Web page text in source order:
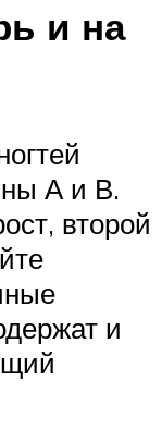
и на
А и В.
второй
и